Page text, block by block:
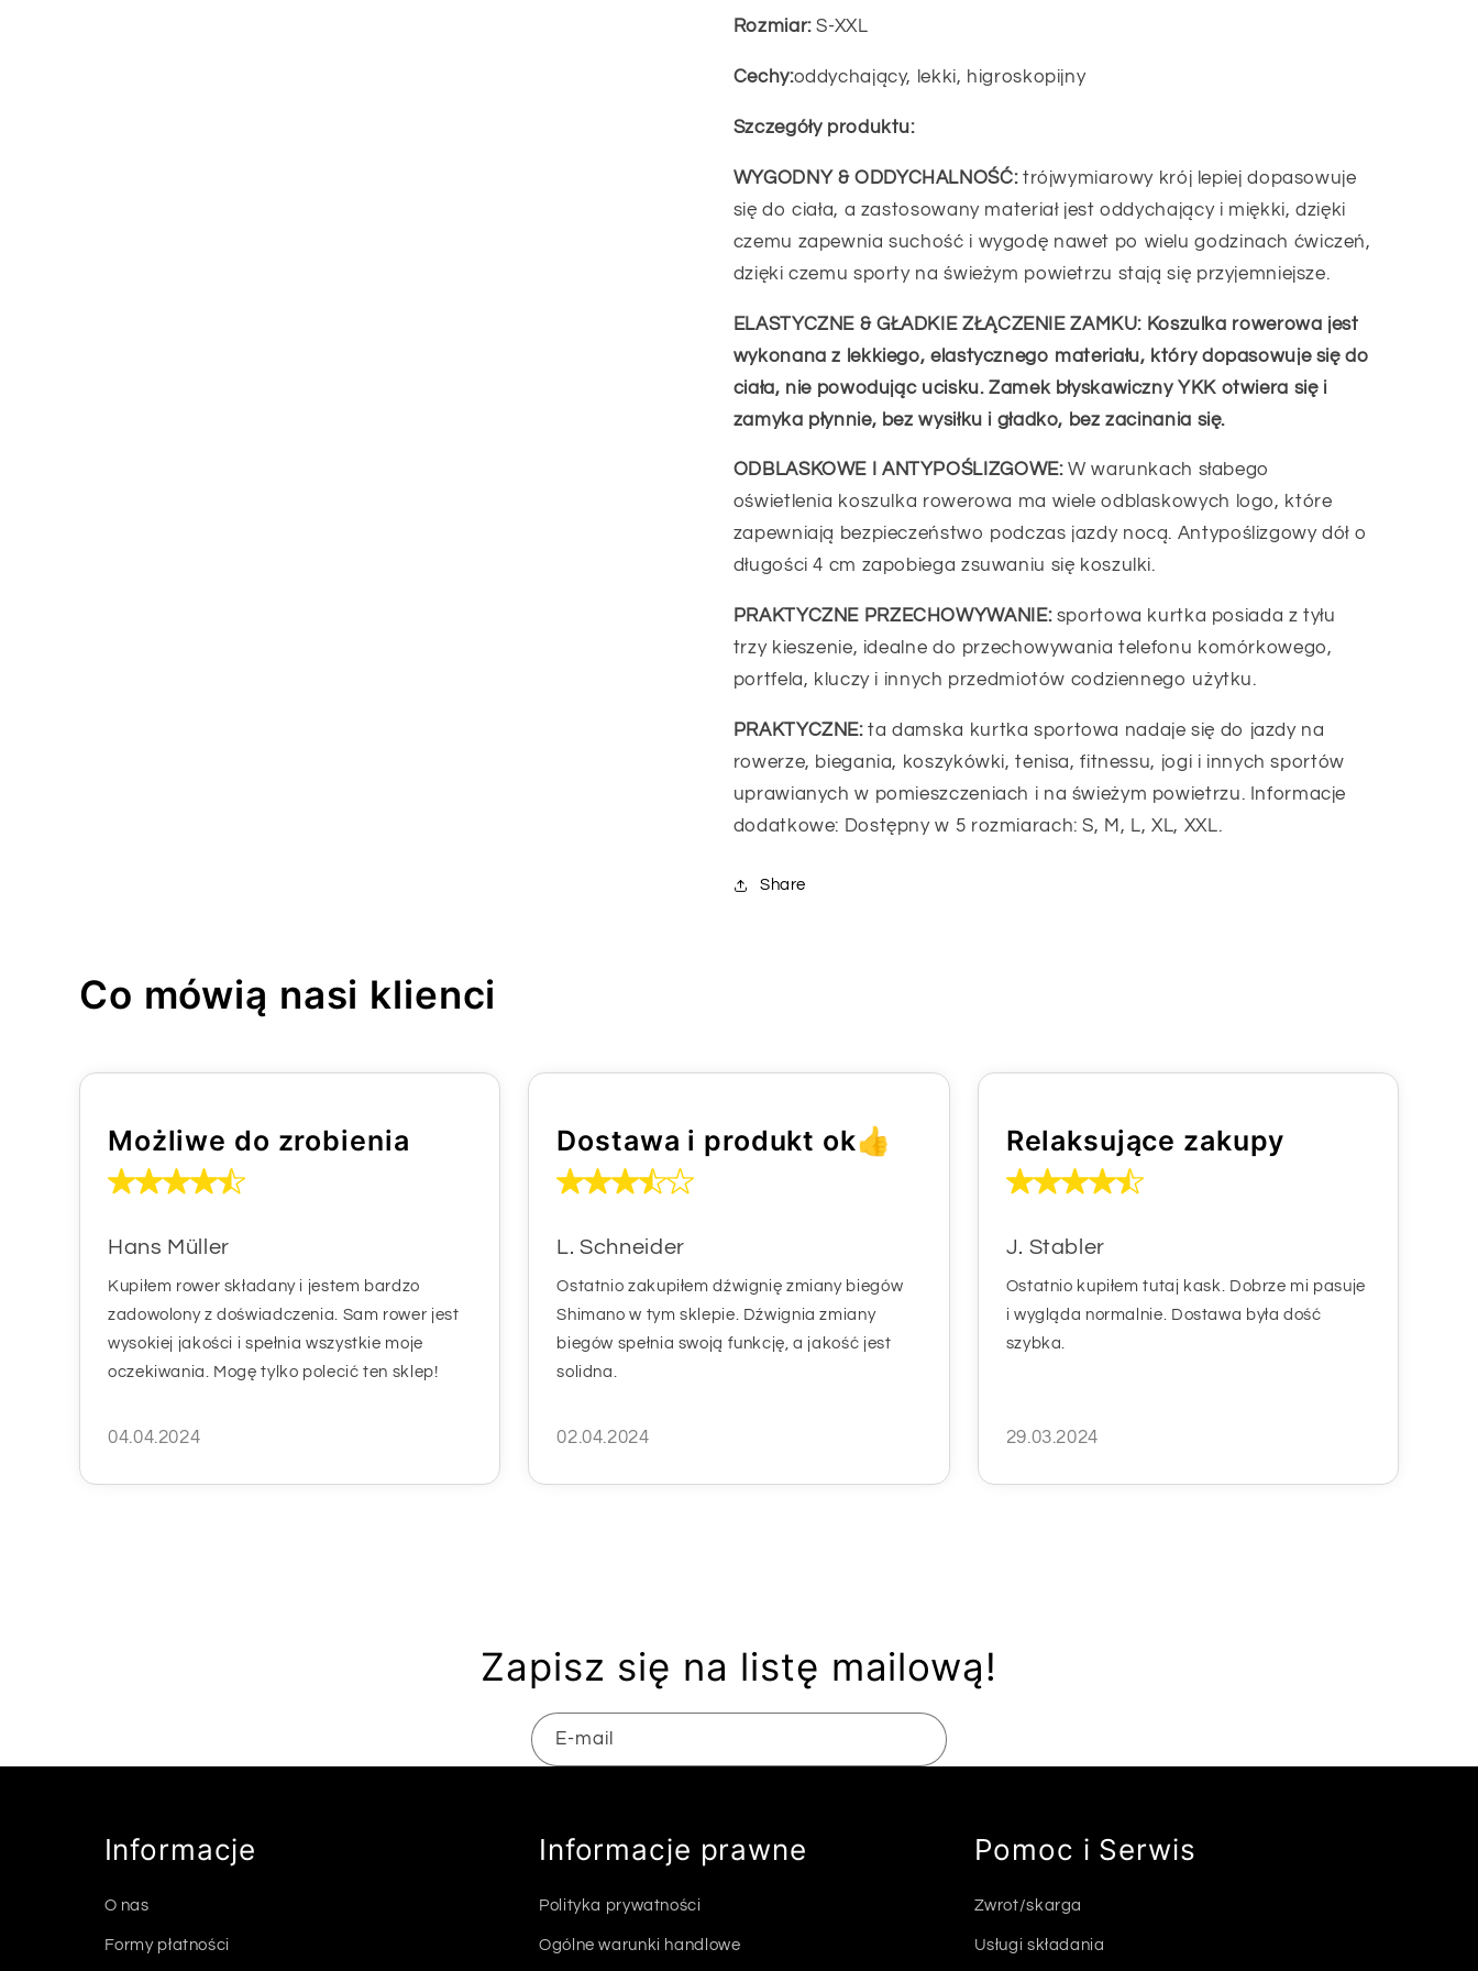
Rozmiar:S-XXL
Cechy:oddychający, lekki, higroskopijny
Szczegóły produktu:
WYGODNY & ODDYCHALNOŚĆ: trójwymiarowy krój lepiej dopasowuje
się do ciała, a zastosowany materiał jest oddychający i miękki, dzięki
czemu zapewnia suchość i wygodę nawet po wielu godzinach ćwiczeń,
dzięki czemu sporty na świeżym powietrzu stają się przyjemniejsze.
ELASTYCZNE & GŁADKIE ZŁĄCZENIE ZAMKU: Koszulka rowerowa jest
wykonana z lekkiego, elastycznego materiału, który dopasowuje się do
ciała, nie powodując ucisku. Zamek błyskawiczny YKK otwiera się i
zamyka płynnie, bez wysiłku i gładko, bez zacinania się.
ODBLASKOWE I ANTYPOŚLIZGOWE:W warunkach słabego
oświetlenia koszulka rowerowa ma wiele odblaskowych logo, które
zapewniają bezpieczeństwo podczas jazdy nocą. Antypoślizgowy dół o
długości 4 cm zapobiega zsuwaniu się koszulki.
PRAKTYCZNE PRZECHOWYWANIE: sportowa kurtka posiada z tyłu
trzy kieszenie, idealne do przechowywania telefonu komórkowego,
portfela, kluczy i innych przedmiotów codziennego użytku.
PRAKTYCZNE:ta damska kurtka sportowa nadaje się do jazdy na
rowerze, biegania, koszykówki, tenisa, fitnessu, jogi i innych sportów
uprawianych w pomieszczeniach i na świeżym powietrzu. Informacje
dodatkowe: Dostępny w 5 rozmiarach: S, M, L, XL, XXL.
Share
Co mówią nasi klienci
Możliwe do zrobienia
Hans Müller
Kupiłem rower składany i jestem bardzo
zadowolony z doświadczenia. Sam rower jest
wysokiej jakości i spełnia wszystkie moje
oczekiwania. Mogę tylko polecić ten sklep!
04.04.2024
Dostawa i produkt ok👍
L. Schneider
Ostatnio zakupiłem dźwignię zmiany biegów
Shimano w tym sklepie. Dźwignia zmiany
biegów spełnia swoją funkcję, a jakość jest
solidna.
02.04.2024
Relaksujące zakupy
J. Stabler
Ostatnio kupiłem tutaj kask. Dobrze mi pasuje
i wygląda normalnie. Dostawa była dość
szybka.
29.03.2024
Zapisz się na listę mailową!
E-mail
Informacje
O nas
Formy płatności
Informacje prawne
Polityka prywatności
Ogólne warunki handlowe
Pomoc i Serwis
Zwrot/skarga
Usługi składania